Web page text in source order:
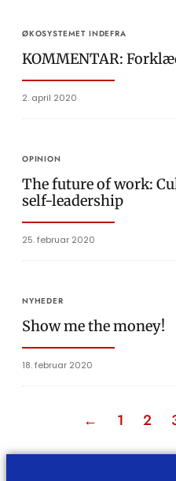
ØKOSYSTEMET INDEFRA
KOMMENTAR:
2. april 2020
OPINION
The future of work:
self-leadership
25. februar 2020
NYHEDER
Show me the money!
18. februar 2020
← 1 2